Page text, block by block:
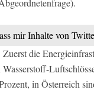
mir Inhalte von
Zuerst die
in Österreich